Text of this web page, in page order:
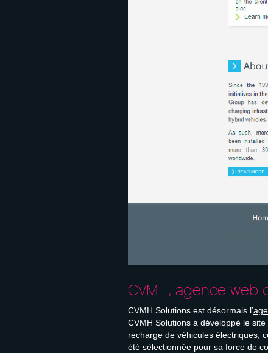
CVMH, agence web
CVMH Solutions est désormais l’
CVMH Solutions a développé le site
recharge de véhicules électriques,
été sélectionnée pour sa force de